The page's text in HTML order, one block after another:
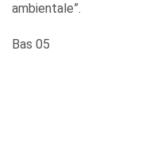
ambientale”.
Bas 05